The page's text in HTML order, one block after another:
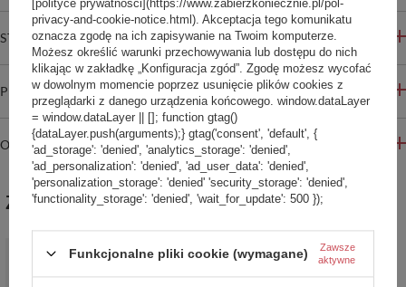
STREFA REKOMENDACJI
PYTANIA INNYCH KLIENTÓW
OPINIE
ZABIERZ JESZCZE :)
Saszetka nerka antykradzieżowa z recykling Pacsafe Vibe 100 -
ciemnoszary
[polityce prywatności](https://www.zabierzkoniecznie.pl/pol-
privacy-and-cookie-notice.html). Akceptacja tego komunikatu
oznacza zgodę na ich zapisywanie na Twoim komputerze.
Możesz określić warunki przechowywania lub dostępu do nich
klikając w zakładkę „Konfiguracja zgód”. Zgodę możesz wycofać
w dowolnym momencie poprzez usunięcie plików cookies z
przeglądarki z danego urządzenia końcowego. window.dataLayer
= window.dataLayer || []; function gtag()
{dataLayer.push(arguments);} gtag('consent', 'default', {
'ad_storage': 'denied', 'analytics_storage': 'denied',
'ad_personalization': 'denied', 'ad_user_data': 'denied',
'personalization_storage': 'denied' 'security_storage': 'denied',
'functionality_storage': 'denied', 'wait_for_update': 500 });
Funkcjonalne pliki cookie (wymagane)
Zawsze
aktywne